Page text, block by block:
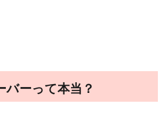
バーって本当？